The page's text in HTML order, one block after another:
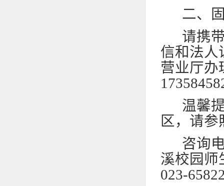
二、
请携
信和法人
营业厅办
温馨
区，请
咨询
溪校园师
023-